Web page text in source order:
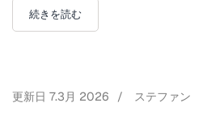
続きを読む
更新日 7.3月 2026 / ステファン